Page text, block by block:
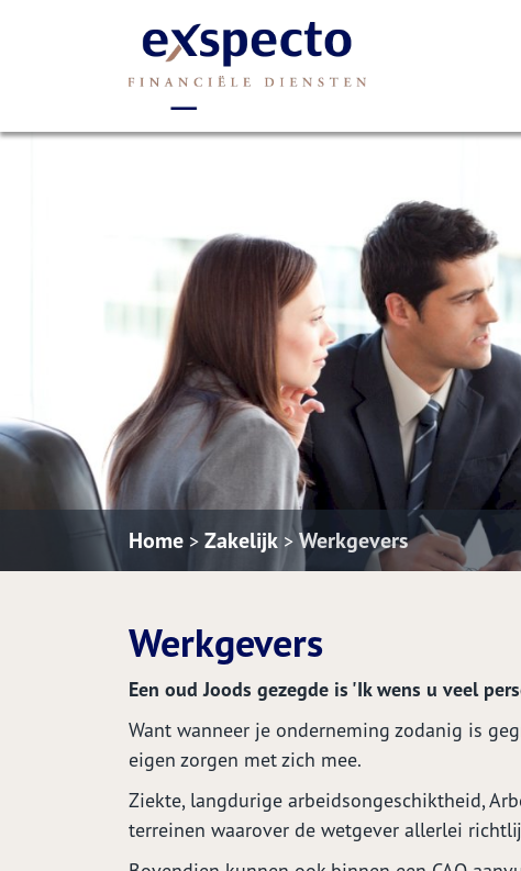
Home > Zakelijk > Werkgevers
Werkgevers
Een oud Joods gezegde is 'Ik wens u veel
Want wanneer je onderneming zodanig is
eigen zorgen met zich mee.
Ziekte, langdurige arbeidsongeschiktheid,
terreinen waarover de wetgever allerlei